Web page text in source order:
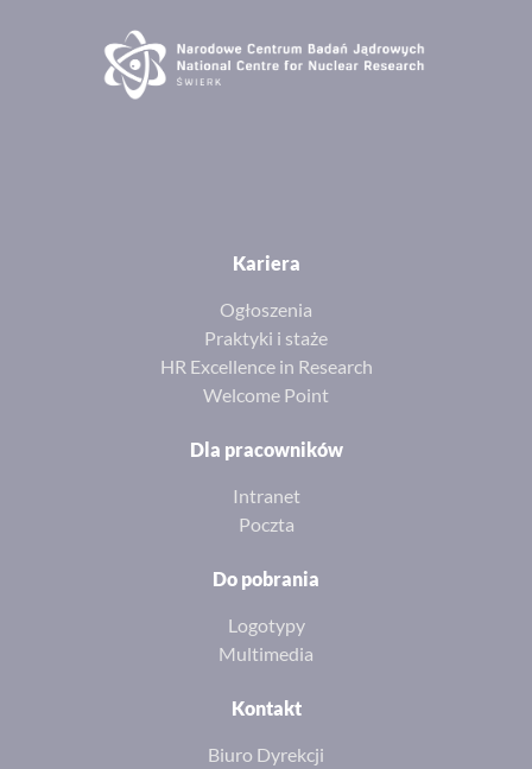
Kariera
Ogłoszenia
Praktyki i staże
HR Excellence in Research
Welcome Point
Dla pracowników
Intranet
Poczta
Do pobrania
Logotypy
Multimedia
Kontakt
Biuro Dyrekcji